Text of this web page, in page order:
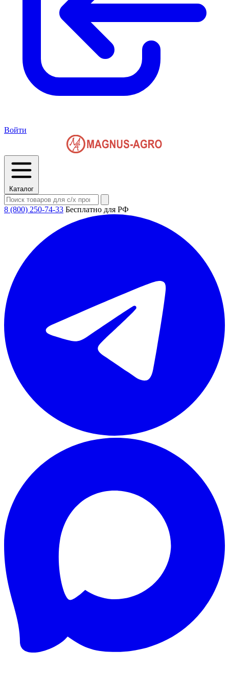
Войти
Каталог
8 (800) 250-74-33 Бесплатно для РФ